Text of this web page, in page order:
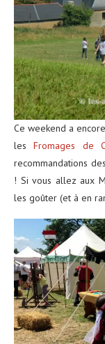
Ce weekend a
lesFromages de
recommandations
! Si vous allez aux
les goûter (et à en